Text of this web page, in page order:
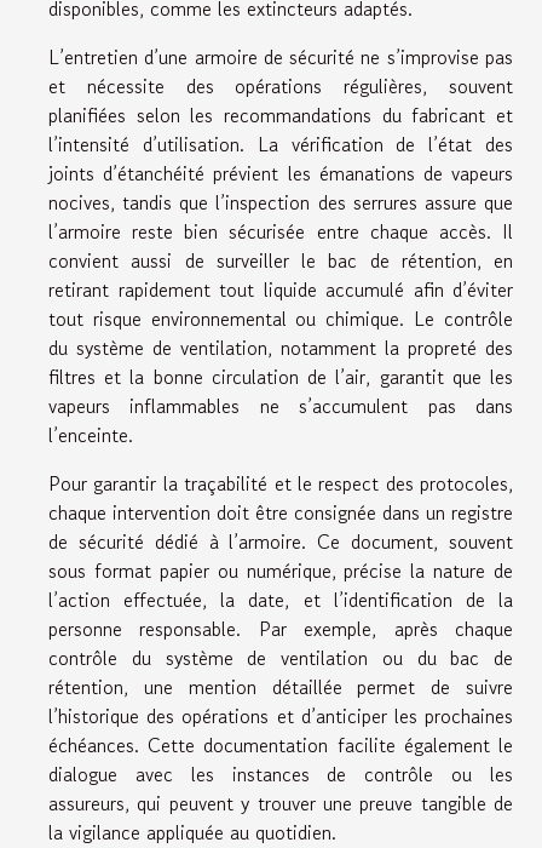
disponibles, comme les extincteurs adaptés.
L’entretien d’une armoire de sécurité ne s’improvise pas
et nécessite des opérations régulières, souvent
planifiées selon les recommandations du fabricant et
l’intensité d’utilisation. La vérification de l’état des
joints d’étanchéité prévient les émanations de vapeurs
nocives, tandis que l’inspection des serrures assure que
l’armoire reste bien sécurisée entre chaque accès. Il
convient aussi de surveiller le bac de rétention, en
retirant rapidement tout liquide accumulé afin d’éviter
tout risque environnemental ou chimique. Le contrôle
du système de ventilation, notamment la propreté des
filtres et la bonne circulation de l’air, garantit que les
vapeurs inflammables ne s’accumulent pas dans
l’enceinte.
Pour garantir la traçabilité et le respect des protocoles,
chaque intervention doit être consignée dans un registre
de sécurité dédié à l’armoire. Ce document, souvent
sous format papier ou numérique, précise la nature de
l’action effectuée, la date, et l’identification de la
personne responsable. Par exemple, après chaque
contrôle du système de ventilation ou du bac de
rétention, une mention détaillée permet de suivre
l’historique des opérations et d’anticiper les prochaines
échéances. Cette documentation facilite également le
dialogue avec les instances de contrôle ou les
assureurs, qui peuvent y trouver une preuve tangible de
la vigilance appliquée au quotidien.